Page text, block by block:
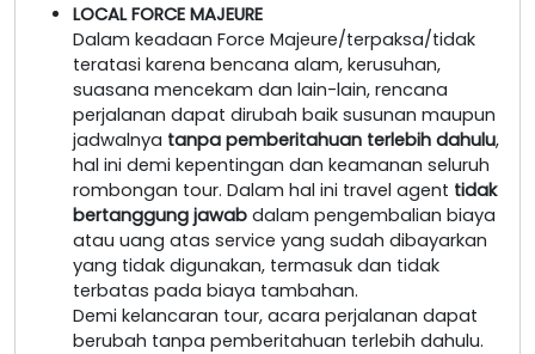
LOCAL FORCE MAJEURE
Dalam keadaan Force Majeure/terpaksa/tidak
teratasi karena bencana alam, kerusuhan,
suasana mencekam dan lain-lain, rencana
perjalanan dapat dirubah baik susunan maupun
jadwalnya tanpa pemberitahuan terlebih dahulu,
hal ini demi kepentingan dan keamanan seluruh
rombongan tour. Dalam hal ini travel agent tidak
bertanggung jawab dalam pengembalian biaya
atau uang atas service yang sudah dibayarkan
yang tidak digunakan, termasuk dan tidak
terbatas pada biaya tambahan.
Demi kelancaran tour, acara perjalanan dapat
berubah tanpa pemberitahuan terlebih dahulu.